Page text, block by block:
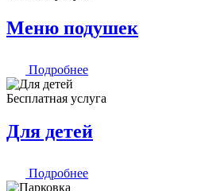
Меню подушек
Подробнее
Бесплатная услуга
Для детей
Подробнее